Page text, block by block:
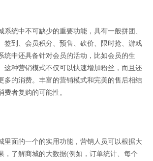
系统中不可缺少的重要功能，具有一般拼团、
签到、会员积分、预售、砍价、限时抢、游戏
统中还具备针对会员的活动，比如会员的生
这种营销模式不仅可以快速增加粉丝，而且还
多的消费。丰富的营销模式和完美的售后相结
费者复购的可能性。
里面的一个的实用功能，营销人员可以根据大
，了解商城的大数据(例如，订单统计、每个